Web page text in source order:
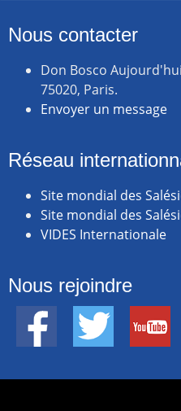
Nous contacter
Don Bosco
75020, Paris.
Envoyer un message
Réseau
Site mondial des
Site mondial des
VIDES Internationale
Nous rejoindre